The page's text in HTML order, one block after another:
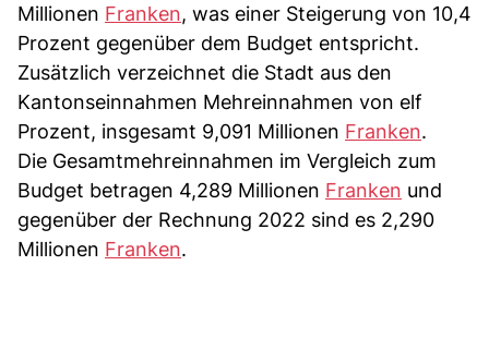
Millionen Franken, was einer Steigerung von 10,4
Prozent gegenüber dem Budget entspricht.
Zusätzlich verzeichnet die Stadt aus den
Kantonseinnahmen Mehreinnahmen von elf
Prozent, insgesamt 9,091 Millionen Franken.
Die Gesamtmehreinnahmen im Vergleich zum
Budget betragen 4,289 Millionen Franken und
gegenüber der Rechnung 2022 sind es 2,290
Millionen Franken.